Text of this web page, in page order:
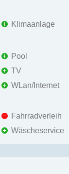
Klimaanlage
Pool
TV
WLan/Internet
Fahrradverleih
Wäscheservice